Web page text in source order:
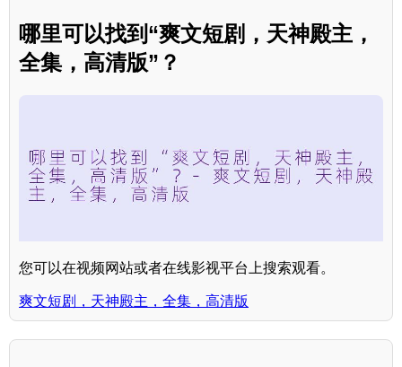
哪里可以找到“爽文短剧，天神殿主，
全集，高清版”？
您可以在视频网站或者在线影视平台上搜索观看。
爽文短剧，天神殿主，全集，高清版